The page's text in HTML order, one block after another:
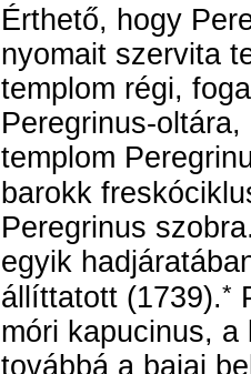
Érthető, hogy
nyomait szervita
templom régi,
Peregrinus-
templom
barokk
Peregrinus
egyik
állíttatott (1739).*
móri kapucinus,
továbbá a bajai